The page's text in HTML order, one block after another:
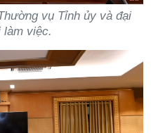
vụ Tỉnh ủy và đại
làm việc.